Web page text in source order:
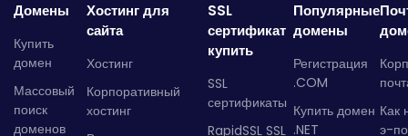
Домены
Купить
домен
Массовый
поиск
доменов
Хостинг для
сайта
Хостинг
Корпоративный
хостинг
SSL
сертификат
купить
SSL
сертификаты
RapidSSL SSL
Популярные
домены
Регистрация
.COM
Купить домен
.NET
Как
э-